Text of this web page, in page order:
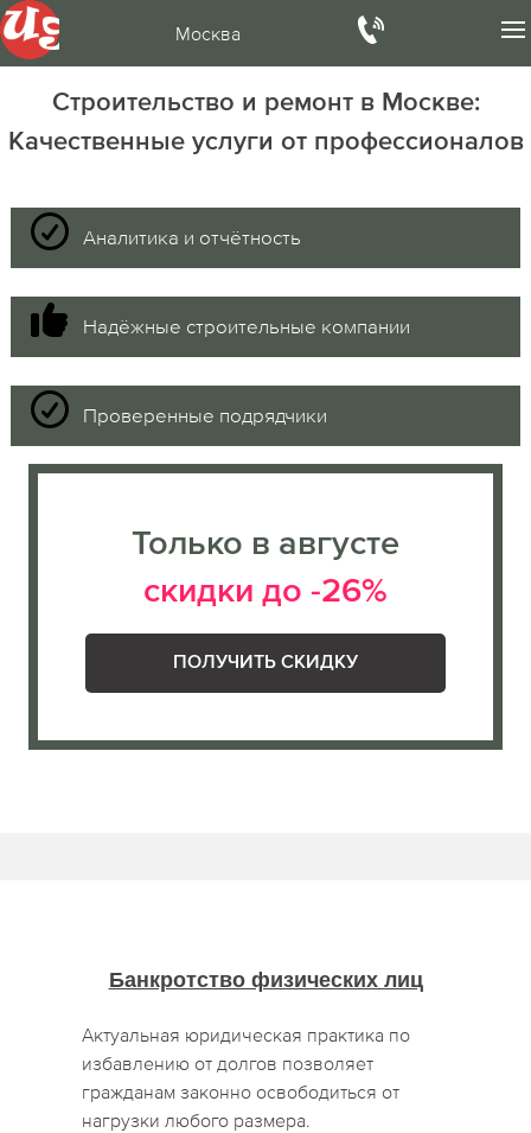
Москва
Строительство и ремонт в Москве:
Качественные услуги от профессионалов
Аналитика и отчётность
Надёжные строительные компании
Проверенные подрядчики
Только в августе
скидки до -26%
ПОЛУЧИТЬ СКИДКУ
Банкротство физических лиц
Актуальная юридическая практика по
избавлению от долгов позволяет
гражданам законно освободиться от
нагрузки любого размера.